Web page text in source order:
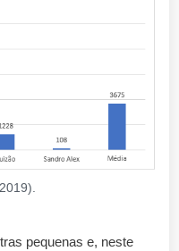
pequenas e, neste